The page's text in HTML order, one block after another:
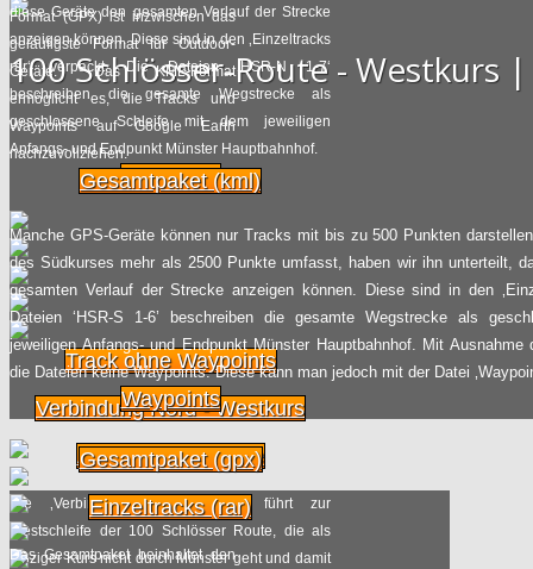
ExtraSchicht
vonRadpilot |Views26
02.06 2016
Fahrradsommer der Industriekultur
Radpilot
01.06 2016
Rundkurs durch die Region
Niederrhein: die NRW-Radtour 2016
vonRadpilot |Views227
31.05 2016
Die Fahrradbranche boomt
von Radpilot |Views29
30.05 2016
100 Schlösser-Route - Westkurs
diese Geräte den gesamten Verlauf der Strecke
anzeigen können. Diese sind in den ‚Einzeltracks
rar‘ verpackt. Die Dateien ‚HSR-N 1-7‘
beschreiben die gesamte Wegstrecke als
geschlossene Schleife mit dem jeweiligen
Anfangs- und Endpunkt Münster Hauptbahnhof.
Waypoints
Track ohne Waypoints
Verbindung Nord - Westkurs
Abstecher Bentlage
Die ‚Verbindung Nord-Westkurs‘ führt zur
Westschleife der 100 Schlösser Route, die als
einziger Kurs nicht durch Münster geht und damit
Format (GPX) ist inzwischen das
geläufigste Format für Outdoor-
Geräte. Das KML-Format
ermöglicht es, die Tracks und
Waypoints auf Google Earth
nachzuvollziehen.
Gesamtpaket (kml)
Manche GPS-Geräte können nur Tracks mit bis zu 500 Punkten
des Südkurses mehr als 2500 Punkte umfasst, haben wir ihn unterteilt,
gesamten Verlauf der Strecke anzeigen können. Diese sind in den
Dateien ‘HSR-S 1-6’ beschreiben die gesamte Wegstrecke als
jeweiligen Anfangs- und Endpunkt Münster Hauptbahnhof. Mit Ausnahme
die Dateien keine Waypoints. Diese kann man jedoch mit der Datei
Waypoints
Gesamtpaket (gpx)
Einzeltracks (rar)
Das Gesamtpaket beinhaltet den